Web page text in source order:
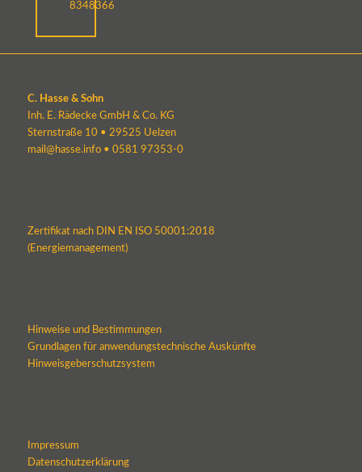
8348366
C. Hasse & Sohn
Inh. E. Rädecke GmbH & Co. KG
Sternstraße 10 • 29525 Uelzen
mail@hasse.info• 0581 97353-0
Zertifikat nach DIN EN ISO 50001:2018
(Energiemanagement)
Hinweise und Bestimmungen
Grundlagen für anwendungstechnische Auskünfte
Hinweisgeberschutzsystem
Impressum
Datenschutzerklärung